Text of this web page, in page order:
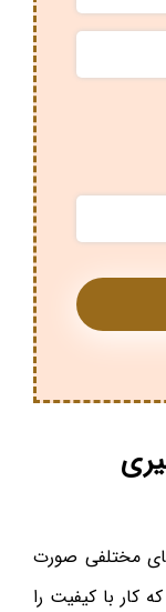
مختلفی صورت
کار با کیفیت را